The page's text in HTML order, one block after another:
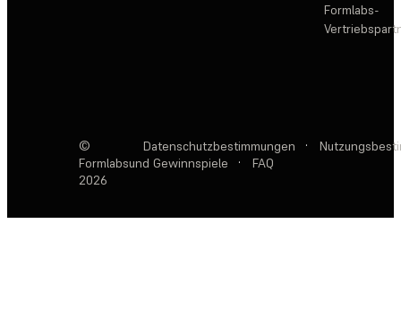
Formlabs-
©
Formlabs
2026
Datenschutzbestimmungen ·
und Gewinnspiele
· FAQ